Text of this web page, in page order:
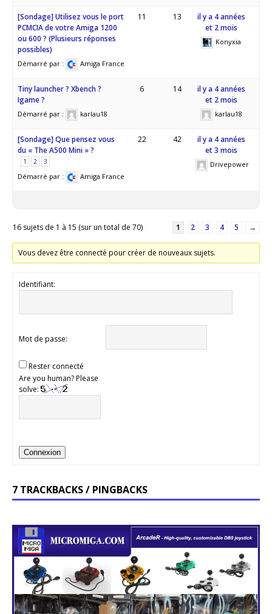
[Sondage] Utilisez vous le port
PCMCIA de votre Amiga 1200
ou 600 ? (Plusieurs réponses
possibles)
Démarré par : Amiga France
11 13
il y a 4 années
et 2 mois
Konyxia
Tiny launcher ? Xbench ?
Igame ?
Démarré par : karlau18
6 14
il y a 4 années
et 2 mois
karlau18
[Sondage] Que pensez vous
du « The A500 Mini » ?
1 2 3
Démarré par : Amiga France
22 42
il y a 4 années
et 3 mois
Drivepower
16 sujets de 1 à 15 (sur un total de 70) 1 2 3 4 5 →
Vous devez être connecté pour créer de nouveaux sujets.
Identifiant:
Mot de passe:
Rester connecté
Are you human? Please
solve:
Connexion
7 TRACKBACKS / PINGBACKS